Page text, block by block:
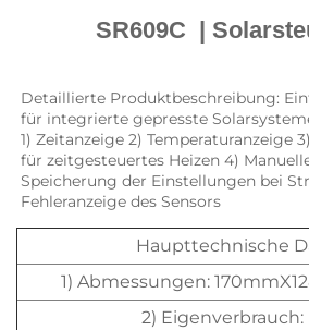
SR609C |
Detaillierte Produktbeschreibung:
für integrierte gepresste
1) Zeitanzeige 2) Temperaturanzeige
für zeitgesteuertes Heizen 4)
Speicherung der Einstellungen bei
Fehleranzeige des Sensors
Haupttechnische
1) Abmessungen:
2) Eigenverbrauch: